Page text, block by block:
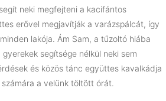
neki megfejteni a kacifántos
erővel megjavítják a varázspálcát, így
lakója. Ám Sam, a tűzoltó hiába
segítsége nélkül neki sem
és közös tánc együttes kavalkádja
a velünk töltött órát.